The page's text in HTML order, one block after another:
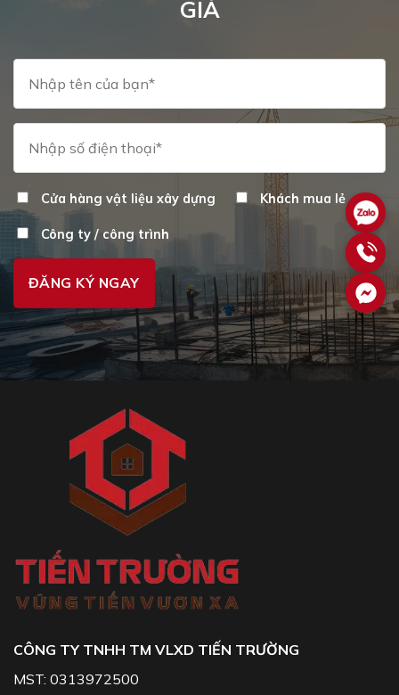
GIÁ
Cửa hàng vật liệu xây dựng Khách mua lẻ
Công ty / công trình
CÔNG TY TNHH TM VLXD TIẾN TRƯỜNG
MST: 0313972500